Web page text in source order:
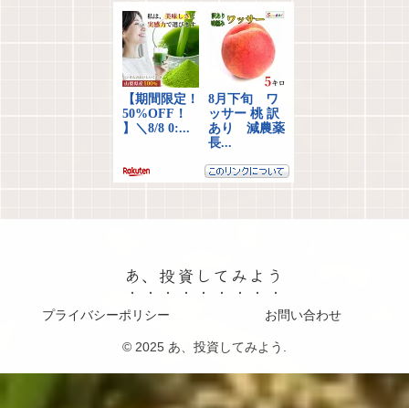
あ、投資してみよう
プライバシーポリシー お問い合わせ
© 2025 あ、投資してみよう.